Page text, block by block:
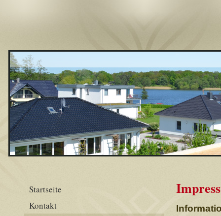
Startseite
Kontakt